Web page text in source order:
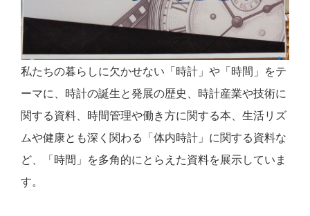
私たちの暮らしに欠かせない「時計」や「時間」をテ
ーマに、時計の誕生と発展の歴史、時計産業や技術に
関する資料、時間管理や働き方に関する本、生活リズ
ムや健康とも深く関わる「体内時計」に関する資料な
ど、「時間」を多角的にとらえた資料を展示していま
す。